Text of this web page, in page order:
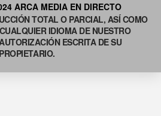
ARCA MEDIA EN DIRECTO
TOTAL O PARCIAL, ASÍ COMO
IDIOMA DE NUESTRO
ESCRITA DE SU
PROPIETARIO.